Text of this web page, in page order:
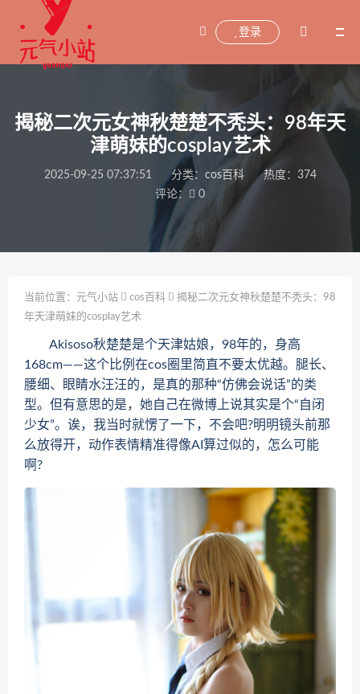
登录
揭秘二次元女神秋楚楚不秃头：98年天
津萌妹的cosplay艺术
2025-09-25 07:37:51 分类： cos百科
热度：374
评论：
0
当前位置： 元气小站 cos百科
揭秘二次元女神秋楚楚不秃头：98
年天津萌妹的cosplay艺术
Akisoso秋楚楚是个天津姑娘，98年的，身高
168cm——这个比例在cos圈里简直不要太优越。腿长、
腰细、眼睛水汪汪的，是真的那种“仿佛会说话”的类
型。但有意思的是，她自己在微博上说其实是个“自闭
少女”。诶，我当时就愣了一下，不会吧?明明镜头前那
么放得开，动作表情精准得像AI算过似的，怎么可能
啊?